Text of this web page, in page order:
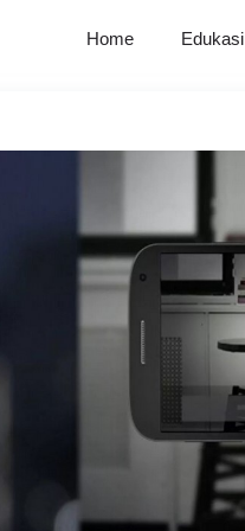
Home Edukasi